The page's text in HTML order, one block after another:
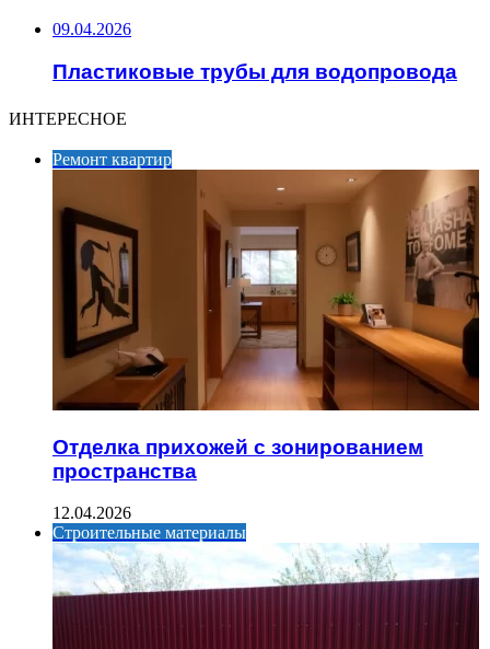
09.04.2026
Пластиковые трубы для водопровода
ИНТЕРЕСНОЕ
Ремонт квартир
Отделка прихожей с зонированием
пространства
12.04.2026
Строительные материалы